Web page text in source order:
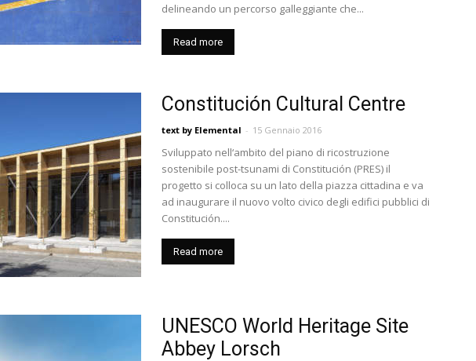
delineando un percorso galleggiante che...
Read more
Constitución Cultural Centre
text by Elemental - 15 Gennaio 2016
Sviluppato nell‘ambito del piano di ricostruzione
sostenibile post-tsunami di Constitución (PRES) il
progetto si colloca su un lato della piazza cittadina e va
ad inaugurare il nuovo volto civico degli edifici pubblici di
Constitución....
Read more
UNESCO World Heritage Site
Abbey Lorsch